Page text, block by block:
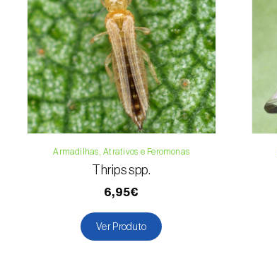
Formulário de contacto
Armadilhas, Atrativos e Feromonas
Thrips spp.
6,95€
Ver Produto